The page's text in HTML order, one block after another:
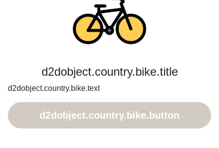
d2dobject.country.bike.title
d2dobject.country.bike.text
d2dobject.country.bike.button